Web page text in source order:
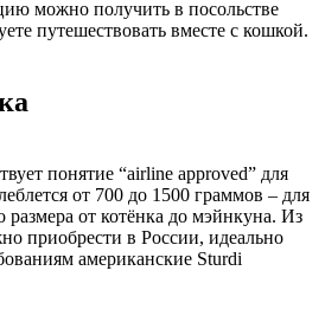
можно получить в посольстве
путешествовать вместе с кошкой.
понятие “airline approved” для
от 700 до 1500 граммов – для
от котёнка до мэйнкуна. Из
приобрести в России, идеально
американские Sturdi